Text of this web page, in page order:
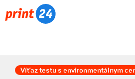
Víťaz testu s environmentálnym